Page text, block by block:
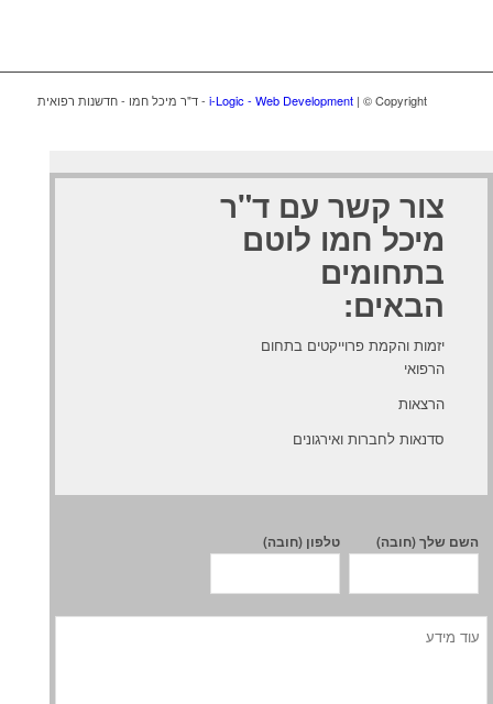
i-Logic - Web Development | © Copyright - ד"ר מיכל חמו - חדשנות רפואית
צור קשר עם ד"ר
מיכל חמו לוטם
בתחומים
הבאים:
יזמות והקמת פרוייקטים בתחום
הרפואי
הרצאות
סדנאות לחברות ואירגונים
השם שלך (חובה) טלפון (חובה)